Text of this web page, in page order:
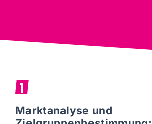
1
Marktanalyse und